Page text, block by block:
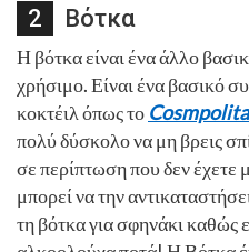
Βότκα
Η βότκα είναι ένα άλλο
χρήσιμο. Είναι ένα βασικό
κοκτέιλ όπως το
πολύ δύσκολο να μη βρεις
σε περίπτωση που δεν έχετε
μπορεί να την
τη βότκα για σφηνάκι καθώς